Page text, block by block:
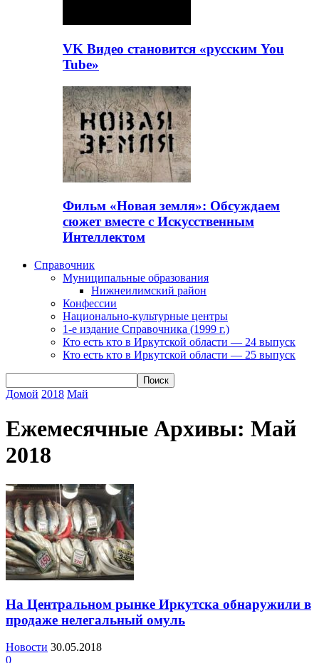
VK Видео становится «русским You
Tube»
Фильм «Новая земля»: Обсуждаем
сюжет вместе с Искусственным
Интеллектом
Справочник
Муниципальные образования
Нижнеилимский район
Конфессии
Национально-культурные центры
1-е издание Справочника (1999 г.)
Кто есть кто в Иркутской области — 24 выпуск
Кто есть кто в Иркутской области — 25 выпуск
Домой 2018 Май
Ежемесячные Архивы: Май
2018
На Центральном рынке Иркутска обнаружили в
продаже нелегальный омуль
Новости 30.05.2018
0